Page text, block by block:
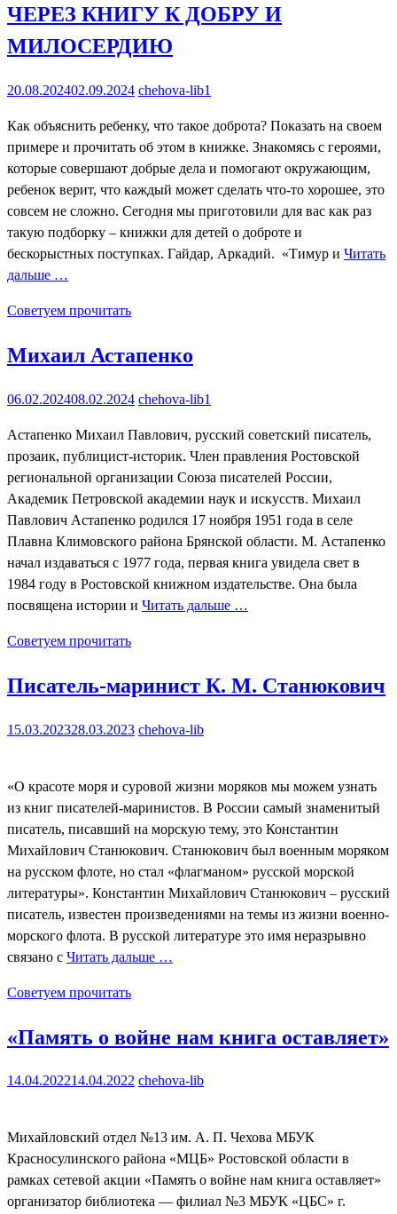
ЧЕРЕЗ КНИГУ К ДОБРУ И
МИЛОСЕРДИЮ
20.08.202402.09.2024 chehova-lib1
Как объяснить ребенку, что такое доброта? Показать на своем
примере и прочитать об этом в книжке. Знакомясь с героями,
которые совершают добрые дела и помогают окружающим,
ребенок верит, что каждый может сделать что-то хорошее, это
совсем не сложно. Сегодня мы приготовили для вас как раз
такую подборку – книжки для детей о доброте и
бескорыстных поступках. Гайдар, Аркадий. «Тимур и Читать
дальше …
Советуем прочитать
Михаил Астапенко
06.02.202408.02.2024 chehova-lib1
Астапенко Михаил Павлович, русский советский писатель,
прозаик, публицист-историк. Член правления Ростовской
региональной организации Союза писателей России,
Академик Петровской академии наук и искусств. Михаил
Павлович Астапенко родился 17 ноября 1951 года в селе
Плавна Климовского района Брянской области. М. Астапенко
начал издаваться с 1977 года, первая книга увидела свет в
1984 году в Ростовской книжном издательстве. Она была
посвящена истории и Читать дальше …
Советуем прочитать
Писатель-маринист К. М. Станюкович
15.03.202328.03.2023 chehova-lib
«О красоте моря и суровой жизни моряков мы можем узнать
из книг писателей-маринистов. В России самый знаменитый
писатель, писавший на морскую тему, это Константин
Михайлович Станюкович. Станюкович был военным моряком
на русском флоте, но стал «флагманом» русской морской
литературы». Константин Михайлович Станюкович – русский
писатель, известен произведениями на темы из жизни военно-
морского флота. В русской литературе это имя неразрывно
связано с Читать дальше …
Советуем прочитать
«Память о войне нам книга оставляет»
14.04.202214.04.2022 chehova-lib
Михайловский отдел №13 им. А. П. Чехова МБУК
Красносулинского района «МЦБ» Ростовской области в
рамках сетевой акции «Память о войне нам книга оставляет»
организатор библиотека — филиал №3 МБУК «ЦБС» г.